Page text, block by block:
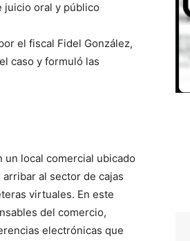
juicio oral y público
el fiscal Fidel González,
caso y formuló las
un local comercial ubicado
al sector de cajas
virtuales. En este
del comercio,
electrónicas que